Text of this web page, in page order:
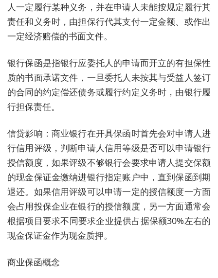
人一定履行某种义务，并在申请人未能按规定履行其
责任和义务时，由担保行代其支付一定金额、或作出
一定经济赔偿的书面文件。
银行保函是指银行应委托人的申请而开立的有担保性
质的书面承诺文件，一旦委托人未按其与受益人签订
的合同的约定偿还债务或履行约定义务时，由银行履
行担保责任。
信贷影响：商业银行在开具保函时首先会对申请人进
行信用评级，判断申请人信用等级是否可以申请银行
授信额度，如果评级不够银行会要求申请人提交保额
的现金保证金缴纳进银行指定账户中，直到保函到期
退还。如果信用评级可以申请一定的授信额度一方面
会占用投保企业在银行的授信额度，另一方面通常会
根据项目要求不同要求企业提供占据保额30%左右的
现金保证金作为现金质押。
商业保函概念